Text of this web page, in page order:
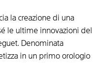
la creazione di una
le ultime innovazioni del
Denominata
in un primo orologio